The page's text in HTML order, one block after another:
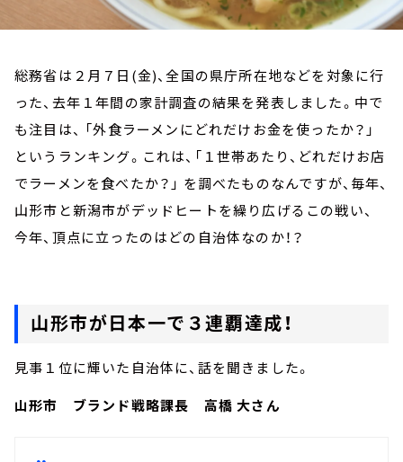
総務省は２月７日(金)、全国の県庁所在地などを対象に行
った、去年１年間の家計調査の結果を発表しました。中で
も注目は、 「外食ラーメンにどれだけお金を使ったか？」
というランキング。これは、「１世帯あたり、どれだけお店
でラーメンを食べたか？」 を調べたものなんですが、毎年、
山形市と新潟市がデッドヒートを繰り広げるこの戦い、
今年、頂点に立ったのはどの自治体なのか！？
山形市が日本一で３連覇達成！
見事１位に輝いた自治体に、話を聞きました。
山形市 ブランド戦略課長 高橋 大さん